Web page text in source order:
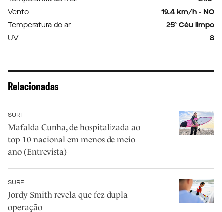
Vento
19.4 km/h - NO
Temperatura do ar
25º Céu limpo
UV
8
Relacionadas
SURF
Mafalda Cunha, de hospitalizada ao
top 10 nacional em menos de meio
ano (Entrevista)
SURF
Jordy Smith revela que fez dupla
operação